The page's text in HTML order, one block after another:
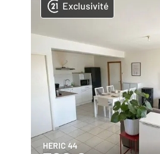
Exclusivité
HERIC 44